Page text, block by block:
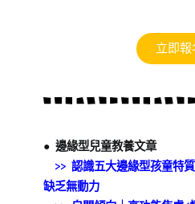
立即報
● 邊緣型兒童教養文章
>> 認識五大邊緣型孩童特
缺乏無動力